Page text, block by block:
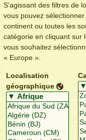
S'agissant des filtres de
vous pouvez
continent ou toutes les
catégorie en cliquant sur
vous souhaitez
« Europe ».
Localisation
géographique